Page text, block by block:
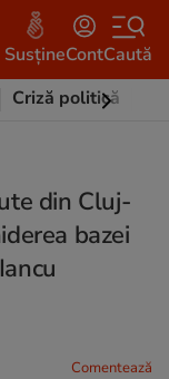
SusțineContCaută
Criză politică
din Cluj-
bazei
Comentează